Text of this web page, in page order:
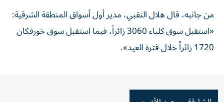
من جانبه، قال هلال النقبي، مدير أول أسواق المنطقة الشرقية:
«استقبل سوق كلباء 3060 زائراً، فيما استقبل سوق خورفكان
1720 زائراً خلال فترة العيد».